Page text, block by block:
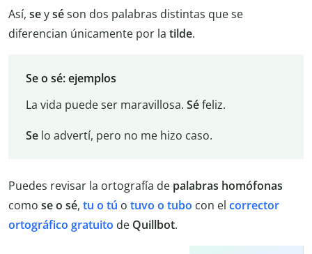
Así, seyséson dos palabras distintas que se
diferencian únicamente por la tilde.
Se o sé: ejemplos
La vida puede ser maravillosa. Séfeliz.
Selo advertí, pero no me hizo caso.
Puedes revisar la ortografía de palabras homófonas
como se o sé, tu o tú o tuvo o tubo con el corrector
ortográfico gratuito de Quillbot.